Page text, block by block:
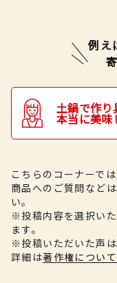
例え
土鍋で作り
本当に美味
こちらのコーナーで
商品へのご質問などは
い。
※投稿内容を選択い
ます。
※投稿いただいた声は
詳細は著作権について